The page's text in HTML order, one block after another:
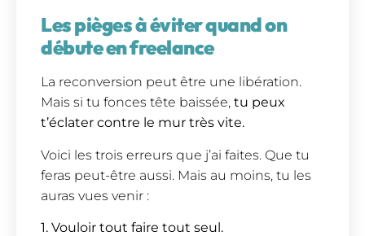
Les pièges à éviter quand on
débute en freelance
La reconversion peut être une libération.
Mais si tu fonces tête baissée, tu peux
t’éclater contre le mur très vite.
Voici les trois erreurs que j’ai faites. Que tu
feras peut-être aussi. Mais au moins, tu les
auras vues venir :
1. Vouloir tout faire tout seul.